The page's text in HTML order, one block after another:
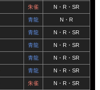
朱雀 N・R・SR
青龍 N・R
青龍 N・R・SR
青龍 N・R・SR
青龍 N・R・SR
青龍 N・R・SR
朱雀 N・R・SR